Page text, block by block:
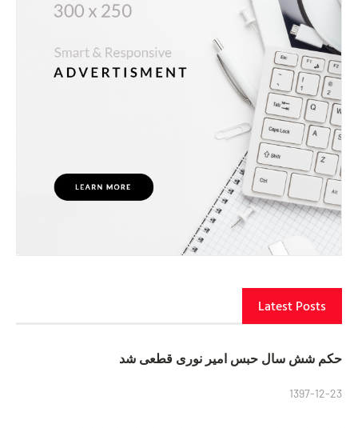
Latest Posts
حکم شش سال حبس امیر نوری قطعی شد
1397-12-23